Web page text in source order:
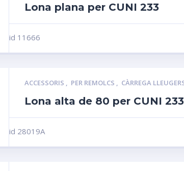
Lona plana per CUNI 233
id 11666
ACCESSORIS , PER REMOLCS , CÀRREGA
Lona alta de 80 per CUNI 233
id 28019A